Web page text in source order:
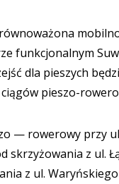
funkcjonalnym
dla pieszych
pieszo-
— rowerowy przy
skrzyżowania z ul.
z ul.